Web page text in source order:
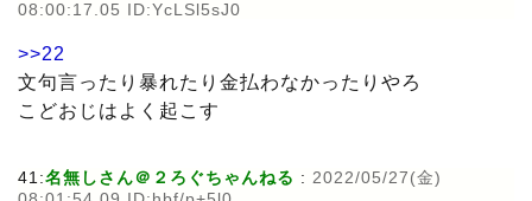
08:00:17.05 ID:YcLSl5sJ0
>>22
文句言ったり暴れたり金払わなかったりやろ
こどおじはよく起こす
41:名無しさん＠２ろぐちゃんねる : 2022/05/27(金)